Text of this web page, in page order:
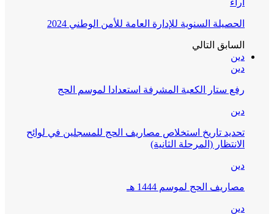
آراء
الحصيلة السنوية للإدارة العامة للأمن الوطني 2024
السابق التالي
دين
دين
رفع ستار الكعبة المشرفة استعدادا لموسم الحج
دين
تحديد تاريخ استخلاص مصاريف الحج للمسجلين في لوائح
الانتظار (المرحلة الثانية)
دين
مصاريف الحج لموسم 1444 هـ
دين